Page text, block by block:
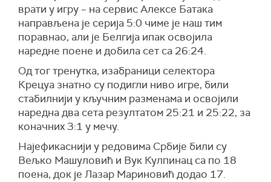
врати у игру – на сервис Алексе Батака
направљена је серија 5:0 чиме је наш тим
поравнао, али је Белгија ипак освојила
наредне поене и добила сет са 26:24.
Од тог тренутка, изабраници селектора
Крецуа знатно су подигли ниво игре, били
стабилнији у кључним разменама и освојили
наредна два сета резултатом 25:21 и 25:22, за
коначних 3:1 у мечу.
Најефикаснији у редовима Србије били су
Вељко Машуловић и Вук Кулпинац са по 18
поена, док је Лазар Мариновић додао 17.